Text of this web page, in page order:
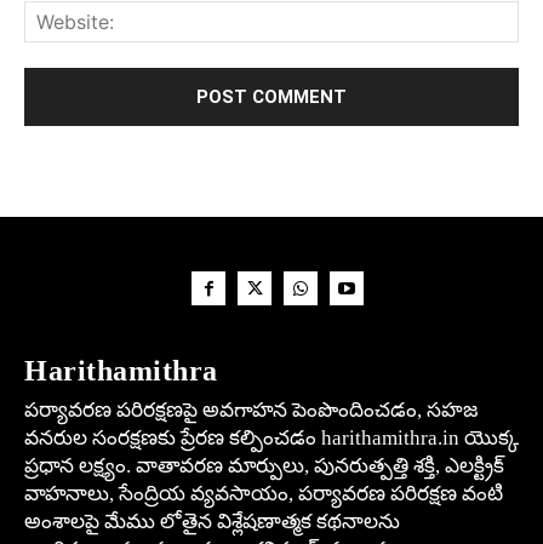
Harithamithra
పర్యావరణ పరిరక్షణపై అవగాహన పెంపొందించడం, సహజ
వనరుల సంరక్షణకు ప్రేరణ కల్పించడం harithamithra.in యొక్క
ప్రధాన లక్ష్యం. వాతావరణ మార్పులు, పునరుత్పత్తి శక్తి, ఎలక్ట్రిక్
వాహనాలు, సేంద్రియ వ్యవసాయం, పర్యావరణ పరిరక్షణ వంటి
అంశాలపై మేము లోతైన విశ్లేషణాత్మక కథనాలను